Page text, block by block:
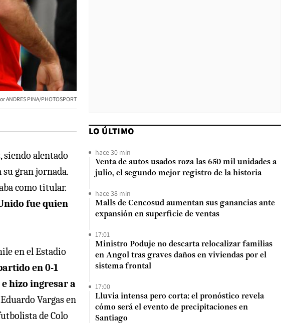
ANDRES PINA/PHOTOSPORT
, siendo alentado
gran jornada.
como titular.
fue quien
en el Estadio
en 0-1
hizo ingresar a
Vargas en
de Colo
LO ÚLTIMO
hace 30 min
Venta de autos usados roza las 650 mil unidades a
julio, el segundo mejor registro de la historia
hace 38 min
Malls de Cencosud aumentan sus ganancias ante
expansión en superficie de ventas
17:01
Ministro Poduje no descarta relocalizar familias
en Angol tras graves daños en viviendas por el
sistema frontal
17:00
Lluvia intensa pero corta: el pronóstico revela
cómo será el evento de precipitaciones en
Santiago